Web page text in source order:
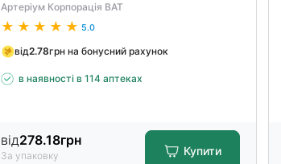
Артеріум Корпорація ВАТ
5.0
від2.78грн на бонусний рахунок
в наявності в 114 аптеках
від278.18грн
За упаковку Купити